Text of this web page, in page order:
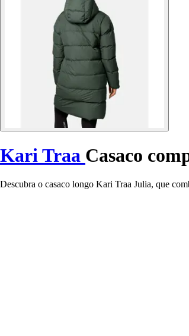
Kari Traa Casaco
Descubra o casaco longo Kari Traa Julia, que